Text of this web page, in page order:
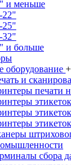
и меньше
22"
25"
32"
и больше
оборудование +
и
печати
сбора